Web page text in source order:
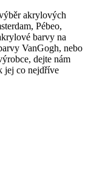
akrylových
Pébeo,
barvy na
VanGogh, nebo
dejte nám
jej co nejdříve